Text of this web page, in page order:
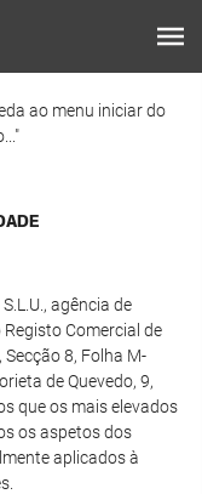
ao menu iniciar do
agência de
Comercial de
8, Folha M-
de Quevedo, 9,
que os mais elevados
os aspetos dos
aplicados à